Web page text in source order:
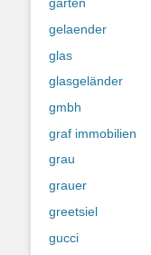
garten
gelaender
glas
glasgeländer
gmbh
graf immobilien
grau
grauer
greetsiel
gucci